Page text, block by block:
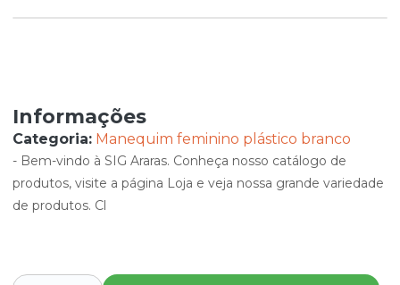
Informações
Categoria: Manequim feminino plástico branco
- Bem-vindo à SIG Araras. Conheça nosso catálogo de
produtos, visite a página Loja e veja nossa grande variedade
de produtos. Cl